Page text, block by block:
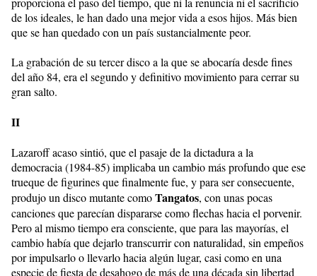
de los ideales, le han dado una mejor vida a esos hijos. Más bien
que se han quedado con un país sustancialmente peor.
La grabación de su tercer disco a la que se abocaría desde fines
del año 84, era el segundo y definitivo movimiento para cerrar su
gran salto.
II
Lazaroff acaso sintió, que el pasaje de la dictadura a la
democracia (1984-85) implicaba un cambio más profundo que ese
trueque de figurines que finalmente fue, y para ser consecuente,
produjo un disco mutante comoTangatos, con unas pocas
canciones que parecían dispararse como flechas hacia el porvenir.
Pero al mismo tiempo era consciente, que para las mayorías, el
cambio había que dejarlo transcurrir con naturalidad, sin empeños
por impulsarlo o llevarlo hacia algún lugar, casi como en una
especie de fiesta de desahogo de más de una década sin libertad